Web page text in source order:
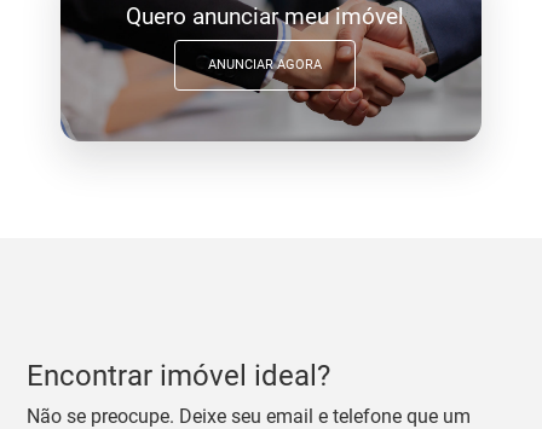
Quero anunciar meu imóvel
ANUNCIAR AGORA
Encontrar imóvel ideal?
Não se preocupe. Deixe seu email e telefone que um